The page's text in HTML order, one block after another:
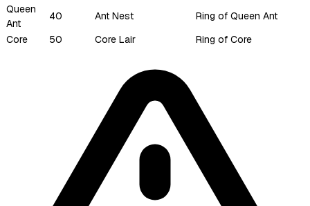
Queen
Ant
40 Ant Nest
Ring of Queen Ant
Core
50 Core Lair Ring of Core